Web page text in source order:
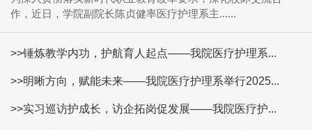
作，近日，学院副院长陈贞健率医疗护理系主......
>>锤炼教学内功，护航育人起点——我院医疗护理系...
>>明晰方向，赋能未来——我院医疗护理系举行2025...
>>实习巡访护成长，访企拓岗促发展——我院医疗护...